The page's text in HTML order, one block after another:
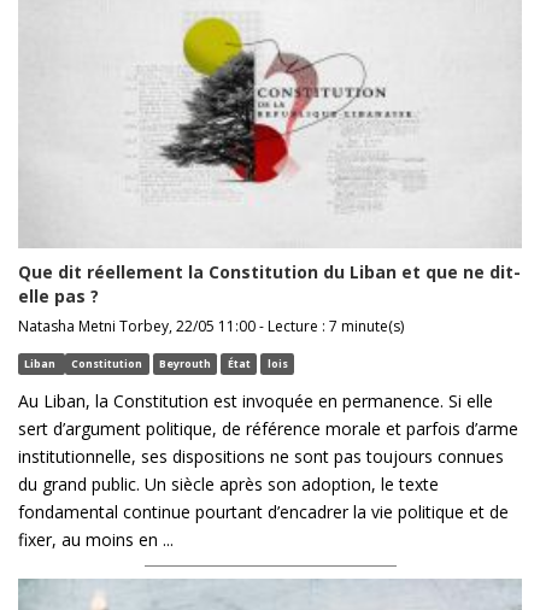
Que dit réellement la Constitution du Liban et que ne dit-
elle pas ?
Natasha Metni Torbey, 22/05 11:00 - Lecture : 7 minute(s)
Liban Constitution Beyrouth État lois
Au Liban, la Constitution est invoquée en permanence. Si elle
sert d’argument politique, de référence morale et parfois d’arme
institutionnelle, ses dispositions ne sont pas toujours connues
du grand public. Un siècle après son adoption, le texte
fondamental continue pourtant d’encadrer la vie politique et de
fixer, au moins en ...